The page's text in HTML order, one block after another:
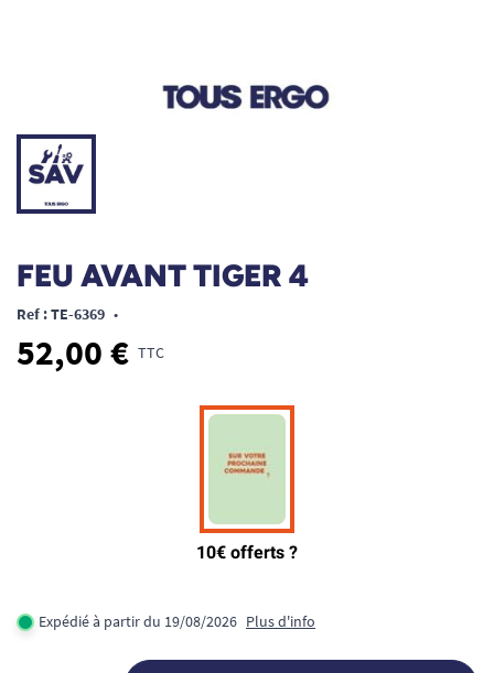
FEU AVANT TIGER 4
Ref : TE-6369 •
52,00 € TTC
Expédié à partir du 19/08/2026 Plus d'info